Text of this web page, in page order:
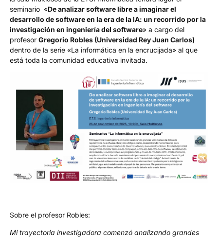
seminario «De analizar software libre a imaginar el
desarrollo de software en la era de la IA: un recorrido por la
investigación en ingeniería del software» a cargo del
profesor Gregorio Robles (Universidad Rey Juan Carlos)
dentro de la serie «La informática en la encrucijada» al que
está toda la comunidad educativa invitada.
Sobre el profesor Robles:
Mi trayectoria investigadora comenzó analizando grandes